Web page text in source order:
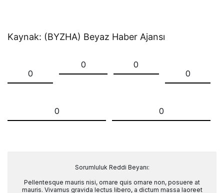
Kaynak: (BYZHA) Beyaz Haber Ajansı
0
0
0
0
0 0
Sorumluluk Reddi Beyanı:
Pellentesque mauris nisi, ornare quis ornare non, posuere at
mauris. Vivamus gravida lectus libero, a dictum massa laoreet